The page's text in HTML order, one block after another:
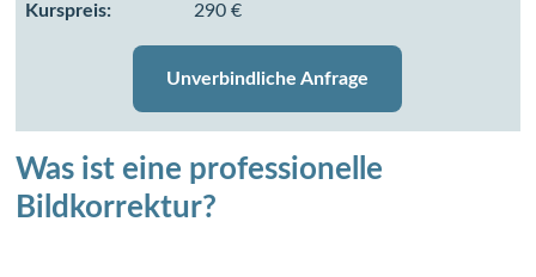
Kurspreis: 290 €
Unverbindliche Anfrage
Was ist eine professionelle
Bildkorrektur?